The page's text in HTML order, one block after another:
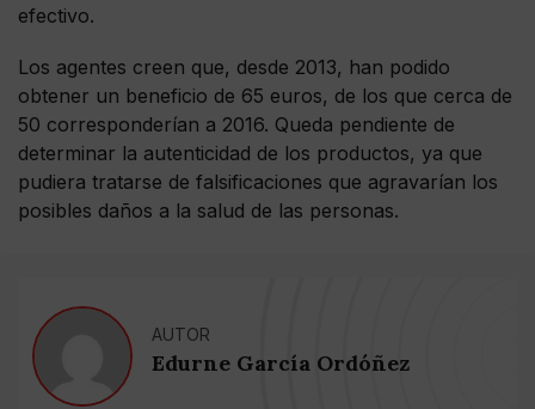
efectivo.
Los agentes creen que, desde 2013, han podido
obtener un beneficio de 65 euros, de los que cerca de
50 corresponderían a 2016. Queda pendiente de
determinar la autenticidad de los productos, ya que
pudiera tratarse de falsificaciones que agravarían los
posibles daños a la salud de las personas.
AUTOR
Edurne García Ordóñez